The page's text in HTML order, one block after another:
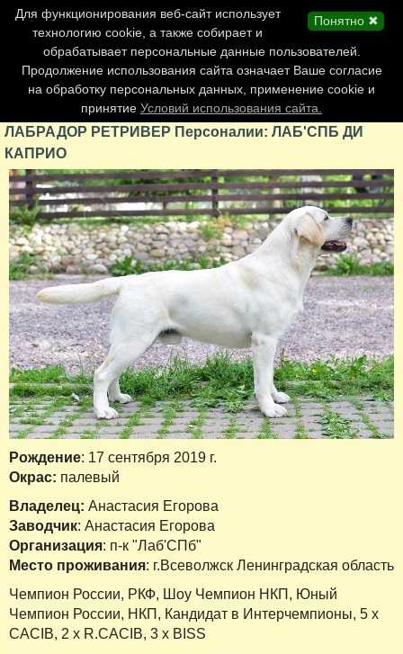
Главная страница
Обновления сайта
Контакты
Персоналии
Форум
ЛАБРАДОР РЕТРИВЕР Персоналии: ЛАБ'СПБ ДИ
КАПРИО
Рождение: 17 сентября 2019 г.
Окрас: палевый
Владелец: Анастасия Егорова
Заводчик: Анастасия Егорова
Организация: п-к "Лаб'СПб"
Место проживания: г.Всеволжск Ленинградская область
Чемпион России, РКФ, Шоу Чемпион НКП, Юный
Чемпион России, НКП, Кандидат в Интерчемпионы, 5 x
CACIB, 2 x R.CACIB, 3 x BISS
Понятно ✖
Для функционирования веб-сайт использует
технологию cookie, а также собирает и
обрабатывает персональные данные пользователей.
Продолжение использования сайта означает Ваше согласие
на обработку персональных данных, применение cookie и
принятие Условий использования сайта.